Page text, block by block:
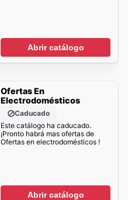
Abrir catálogo
Ofertas En
Electrodomésticos
Caducado
Este catálogo ha caducado.
¡Pronto habrá mas ofertas de
Ofertas en electrodomésticos !
Abrir catálogo